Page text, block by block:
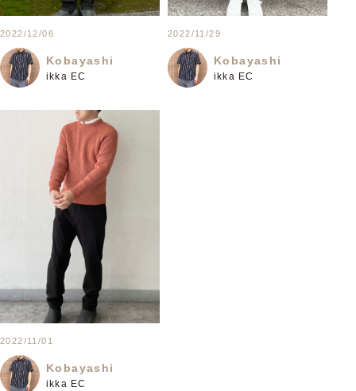
2022/12/06
Kobayashi
ikka EC
2022/11/29
Kobayashi
ikka EC
2022/11/01
Kobayashi
ikka EC